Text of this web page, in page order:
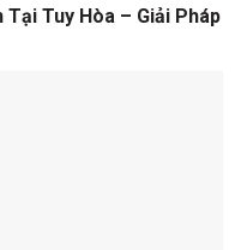
Tuy Hòa – Giải Pháp